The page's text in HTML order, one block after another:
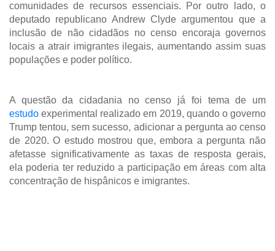
comunidades de recursos essenciais. Por outro lado, o
deputado republicano Andrew Clyde argumentou que a
inclusão de não cidadãos no censo encoraja governos
locais a atrair imigrantes ilegais, aumentando assim suas
populações e poder político.
A questão da cidadania no censo já foi tema de um
estudo experimental realizado em 2019, quando o governo
Trump tentou, sem sucesso, adicionar a pergunta ao censo
de 2020. O estudo mostrou que, embora a pergunta não
afetasse significativamente as taxas de resposta gerais,
ela poderia ter reduzido a participação em áreas com alta
concentração de hispânicos e imigrantes.